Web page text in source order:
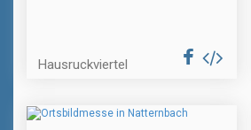
Hausruckviertel